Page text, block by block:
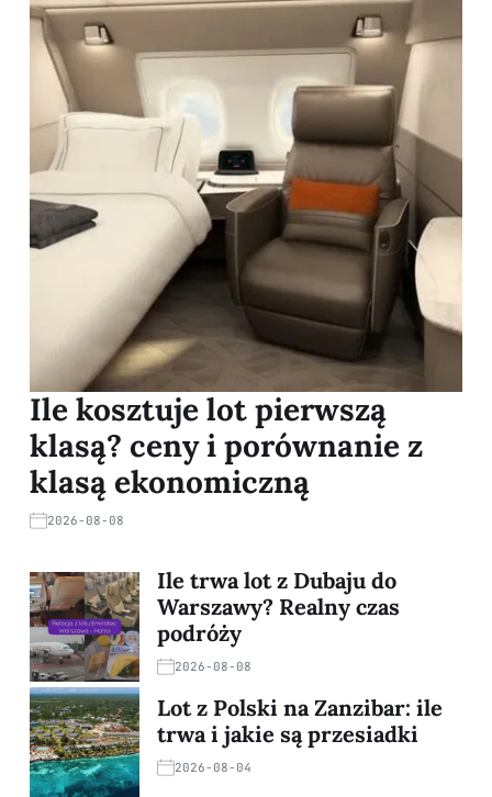
Ile kosztuje lot pierwszą
klasą? ceny i porównanie z
klasą ekonomiczną
2026-08-08
Ile trwa lot z Dubaju do
Warszawy? Realny czas
podróży
2026-08-08
Lot z Polski na Zanzibar: ile
trwa i jakie są przesiadki
2026-08-04